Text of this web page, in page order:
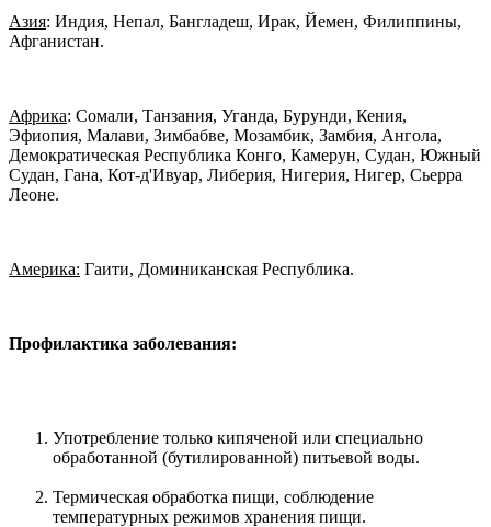
Азия: Индия, Непал, Бангладеш, Ирак, Йемен, Филиппины,
Афганистан.
Африка: Сомали, Танзания, Уганда, Бурунди, Кения,
Эфиопия, Малави, Зимбабве, Мозамбик, Замбия, Ангола,
Демократическая Республика Конго, Камерун, Судан, Южный
Судан, Гана, Кот-д'Ивуар, Либерия, Нигерия, Нигер, Сьерра
Леоне.
Америка: Гаити, Доминиканская Республика.
Профилактика заболевания:
Употребление только кипяченой или специально
обработанной (бутилированной) питьевой воды.
Термическая обработка пищи, соблюдение
температурных режимов хранения пищи.